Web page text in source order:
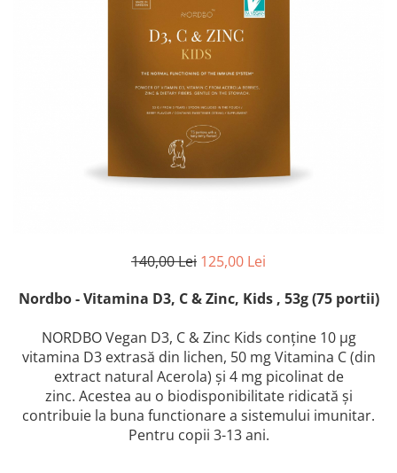
140,00 Lei 125,00 Lei
Nordbo - Vitamina D3, C & Zinc, Kids , 53g (75 portii)
NORDBO Vegan D3, C & Zinc Kids conține 10 μg
vitamina D3 extrasă din lichen, 50 mg Vitamina C (din
extract natural Acerola) și 4 mg picolinat de
zinc. Acestea au o biodisponibilitate ridicată și
contribuie la buna functionare a sistemului imunitar.
Pentru copii 3-13 ani.